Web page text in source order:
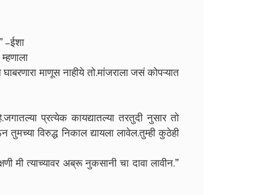
–ईशा
माणूस नाहीये तो.मांजराला जसं कोपऱ्यात
प्रत्येक कायद्यातल्या तरतुदी नुसार तो
विरुद्ध निकाल द्यायला लावेल.तुम्ही कुठेही
मी त्याच्यावर अब्रू नुकसानी चा दावा लावीन.”